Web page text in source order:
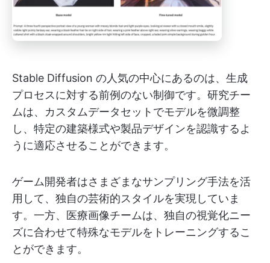
Stable Diffusion の人気の中心にあるのは、生成
プロセスに対する前例のない制御です。研究チー
ムは、カスタムデータセットでモデルを微調整
し、特定の建築様式や製品デザインを認識するよ
うに適応させることができます。
ゲーム開発者はさまざまなサンプリング手法を活
用して、独自の芸術的スタイルを実現していま
す。一方、医療画像チームは、独自の視覚化ニー
ズに合わせて特殊なモデルをトレーニングするこ
とができます。